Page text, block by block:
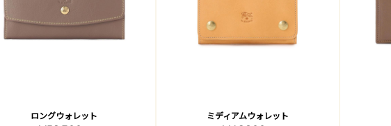
ロングウォレット ミディアムウォレット